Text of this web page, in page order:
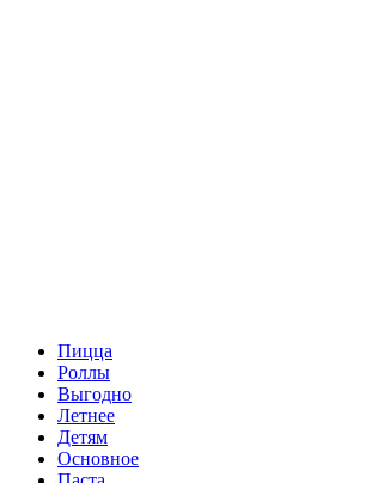
Пицца
Роллы
Выгодно
Летнее
Детям
Основное